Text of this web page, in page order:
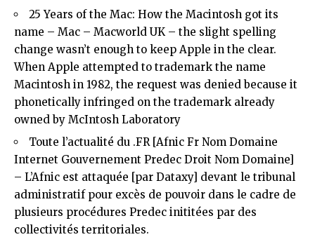
25 Years of the Mac: How the Macintosh got its
name – Mac – Macworld UK – the slight spelling
change wasn’t enough to keep Apple in the clear.
When Apple attempted to trademark the name
Macintosh in 1982, the request was denied because it
phonetically infringed on the trademark already
owned by McIntosh Laboratory
Toute l’actualité du .FR [Afnic Fr Nom Domaine
Internet Gouvernement Predec Droit Nom Domaine]
– L’Afnic est attaquée [par Dataxy] devant le tribunal
administratif pour excès de pouvoir dans le cadre de
plusieurs procédures Predec inititées par des
collectivités territoriales.